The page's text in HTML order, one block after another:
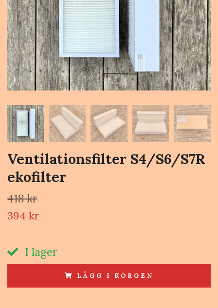
Ventilationsfilter S4/S6/S7R
ekofilter
418 kr
394 kr
I lager
LÄGG I KORGEN